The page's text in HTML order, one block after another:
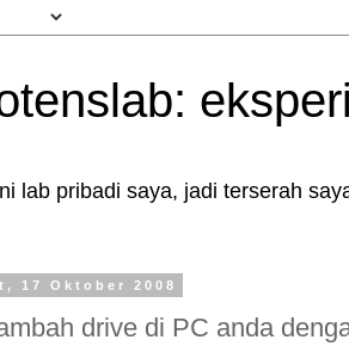
lab pribadi saya, jadi terserah
17 Oktober 2008
drive di PC anda